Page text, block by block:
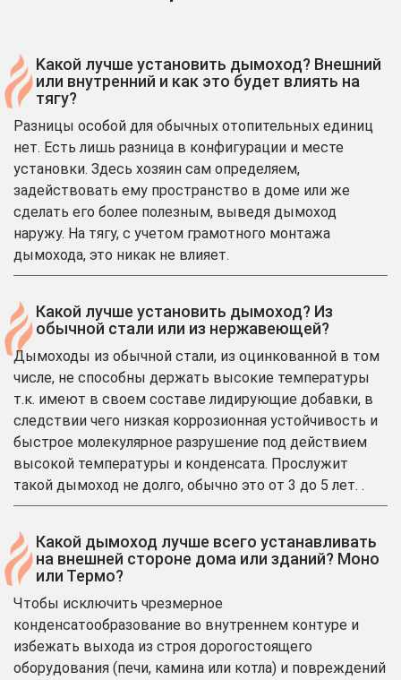
Kакой лучше установить дымоход? Внешний
или внутренний и как это будет влиять на
тягу?
Разницы особой для обычных отопительных единиц
нет. Есть лишь разница в конфигурации и месте
установки. Здесь хозяин сам определяем,
задействовать ему пространство в доме или же
сделать его более полезным, выведя дымоход
наружу. На тягу, с учетом грамотного монтажа
дымохода, это никак не влияет.
Какой лучше установить дымоход? Из
обычной стали или из нержавеющей?
Дымоходы из обычной стали, из оцинкованной в том
числе, не способны держать высокие температуры
т.к. имеют в своем составе лидирующие добавки, в
следствии чего низкая коррозионная устойчивость и
быстрое молекулярное разрушение под действием
высокой температуры и конденсата. Прослужит
такой дымоход не долго, обычно это от 3 до 5 лет. .
Какой дымоход лучше всего устанавливать
на внешней стороне дома или зданий? Моно
или Термо?
Чтобы исключить чрезмерное
конденсатообразование во внутреннем контуре и
избежать выхода из строя дорогостоящего
оборудования (печи, камина или котла) и повреждений